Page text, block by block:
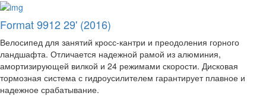
Format 9912 29' (2016)
Велосипед для занятий кросс-кантри и преодоления горного
ландшафта. Отличается надежной рамой из алюминия,
амортизирующей вилкой и 24 режимами скорости. Дисковая
тормозная система с гидроусилителем гарантирует плавное и
надежное срабатывание.